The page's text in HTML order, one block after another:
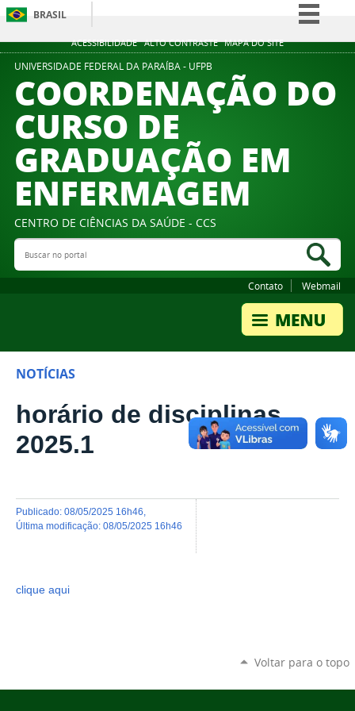
ACESSIBILIDADE ALTO CONTRASTE MAPA DO SITE
BRASIL
Simplifique!
Participe
Acesso à informação
Canais
UNIVERSIDADE FEDERAL DA PARAÍBA - UFPB
COORDENAÇÃO DO
CURSO DE
GRADUAÇÃO EM
ENFERMAGEM
CENTRO DE CIÊNCIAS DA SAÚDE - CCS
Buscar no portal
Contato Webmail
NOTÍCIAS
horário de disciplinas
2025.1
publicado: 08/05/2025 16h46
última modificação: 08/05/2025 16h46
clique aqui
Voltar para o topo